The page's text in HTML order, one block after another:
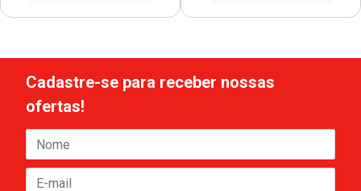
Cadastre-se para receber nossas
ofertas!